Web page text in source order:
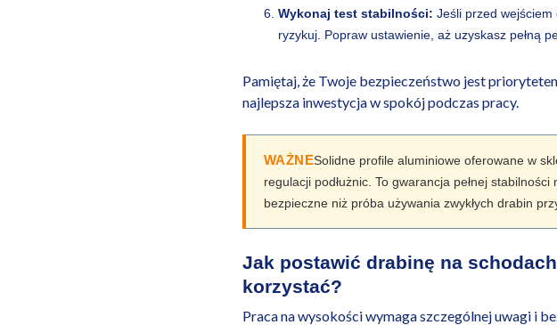
Wykonaj test stabilności: Jeśli przed
ryzykuj. Popraw ustawienie, aż uzyskasz pełną
Pamiętaj, że Twoje bezpieczeństwo jest
najlepsza inwestycja w spokój podczas pracy.
WAŻNESolidne profile aluminiowe oferowane w
regulacji podłużnic. To gwarancja pełnej
bezpieczne niż próba używania zwykłych drabin
Jak postawić drabinę na
korzystać?
Praca na wysokości wymaga szczególnej uwagi i